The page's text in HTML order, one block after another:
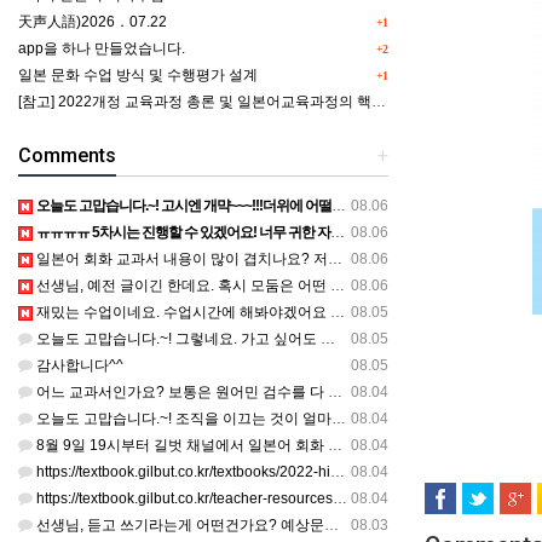
+1
天声人語)2026．07.22
+2
app을 하나 만들었습니다.
+1
일본 문화 수업 방식 및 수행평가 설계
[참고] 2022개정 교육과정 총론 및 일본어교육과정의 핵심역량 인포그래픽 이미지 자료 사례(AI활용)
+
Comments
08.06
오늘도 고맙습니다.~! 고시엔 개먁~~~!!!더위에 어떨라나요...감사합니다. ^^
08.06
ㅠㅠㅠㅠ 5차시는 진행할 수 있겠어요! 너무 귀한 자료 정말 감사합니다!!!
08.06
일본어 회화 교과서 내용이 많이 겹치나요? 저는 1,2학기 출판사가 달라서인지, 회화 단어와 분량이 더 많다…
08.06
선생님, 예전 글이긴 한데요. 혹시 모둠은 어떤 식으로 구성하셨을까요? 진단평가를 보시고 모둠장(도우미학생)…
08.05
재밌는 수업이네요. 수업시간에 해봐야겠어요 감사합니다
08.05
오늘도 고맙습니다.~! 그렇네요. 가고 싶어도 다른 사람에게 민폐는 안되는 것... 감사해요. ^^
08.05
감사합니다^^
08.04
어느 교과서인가요? 보통은 원어민 검수를 다 할 것 같은데...
08.04
오늘도 고맙습니다.~! 조직을 이끄는 것이 얼마나 어려운 일일까요? 우선 봉사하는 마음이 필요!!! 감사해요…
08.04
8월 9일 19시부터 길벗 채널에서 일본어 회화 관련 연수를 저작 직강으로 한다고 합니다. 많이 도움이 되실…
08.04
https://textbook.gilbut.co.kr/textbooks/2022-high-school-jap…
08.04
https://textbook.gilbut.co.kr/teacher-resources/2022-high-sc…
08.03
선생님, 듣고 쓰기라는게 어떤건가요? 예상문장 20~30개 중 몇개를 틀어주고 들리는대로 쓰는 건가요? 자세…